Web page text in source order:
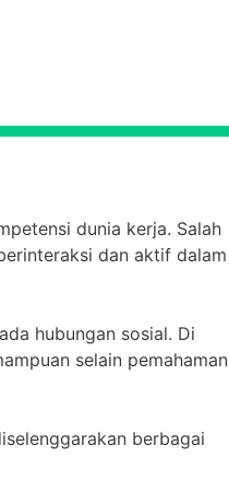
dunia kerja. Salah
dan aktif dalam
hubungan sosial. Di
selain pemahaman
berbagai